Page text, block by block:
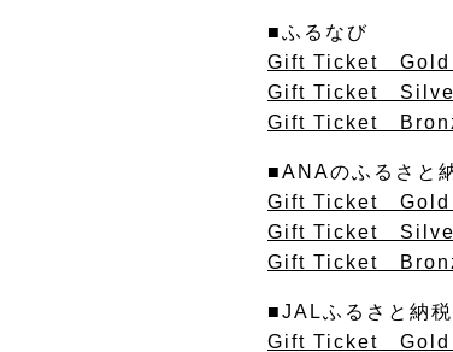
■ふるなび
Gift Ticket Gold
Gift Ticket Silver
Gift Ticket
■ANAのふるさと
Gift Ticket Gold
Gift Ticket Silver
Gift Ticket
■JALふるさと納税
Gift Ticket Gold